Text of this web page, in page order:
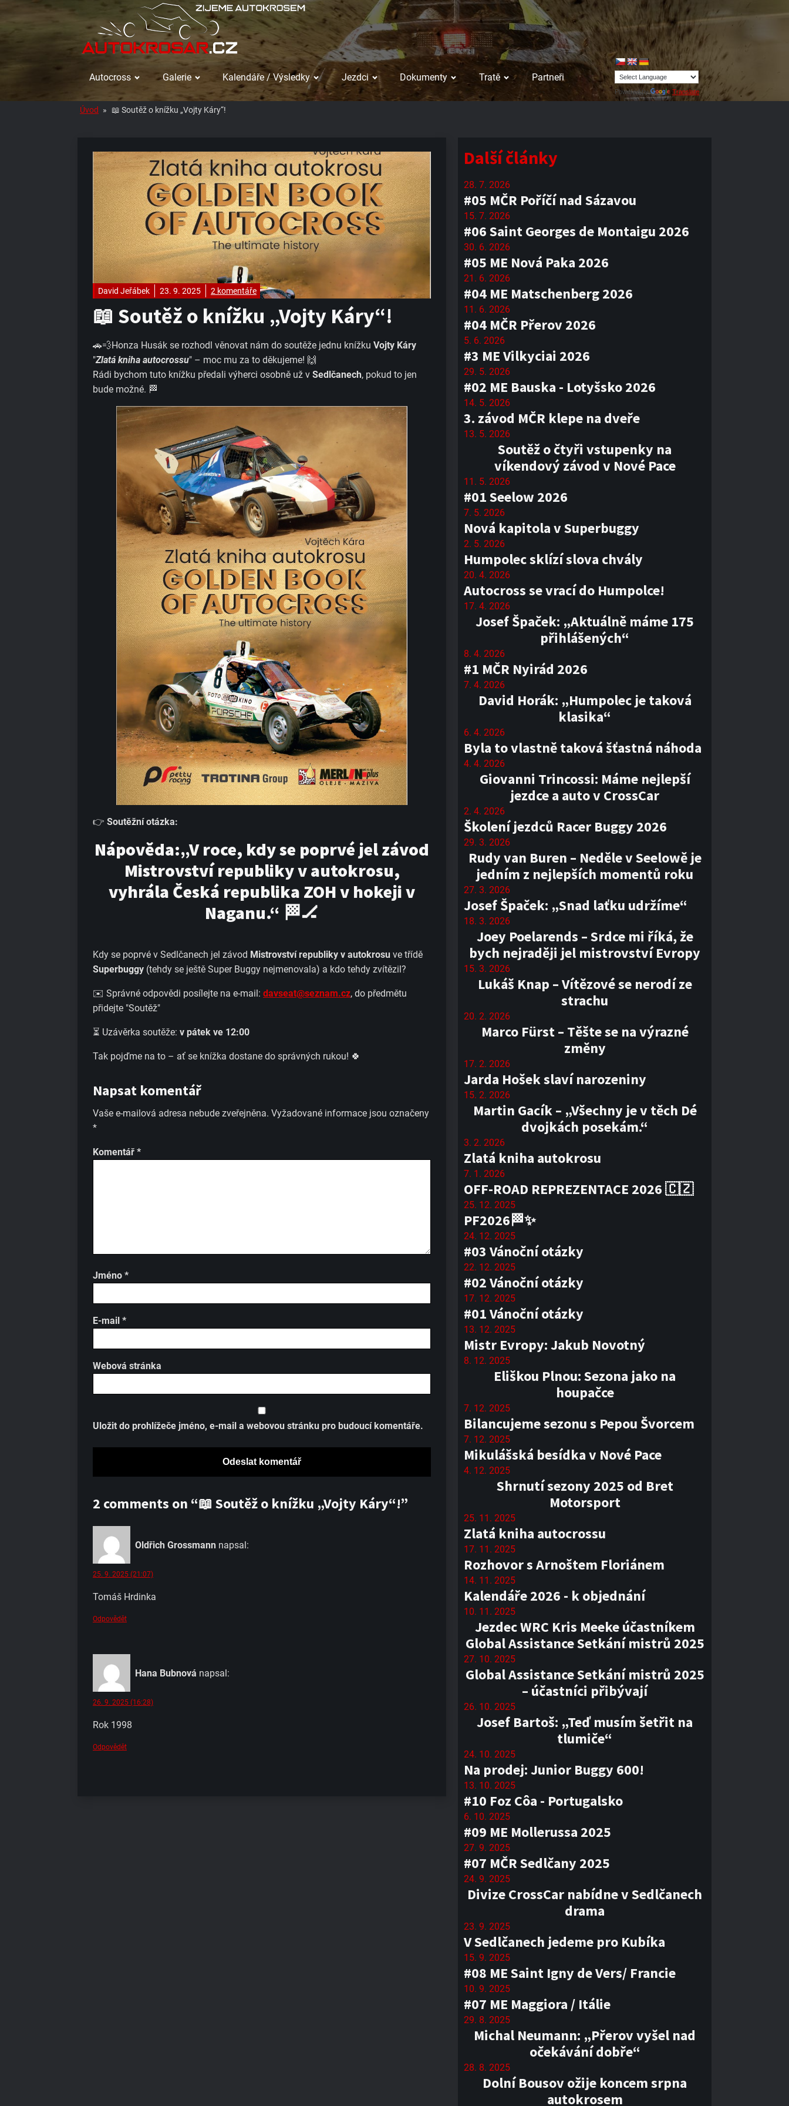
Autocross Galerie Kalendáře / Výsledky Jezdci Dokumenty Tratě Partneři
Powered by Translate
Úvod » 📖 Soutěž o knížku „Vojty Káry“!
David Jeřábek 23. 9. 2025 2 komentáře
📖 Soutěž o knížku „Vojty Káry“!
🚗💨Honza Husák se rozhodl věnovat nám do soutěže jednu knížku Vojty Káry
"Zlatá kniha autocrossu" – moc mu za to děkujeme! 🙌
Rádi bychom tuto knížku předali výherci osobně už v Sedlčanech, pokud to jen
bude možné. 🏁
👉 Soutěžní otázka:
Nápověda:„V roce, kdy se poprvé jel závod
Mistrovství republiky v autokrosu,
vyhrála Česká republika ZOH v hokeji v
Naganu.“ 🏁🏒
Kdy se poprvé v Sedlčanech jel závod Mistrovství republiky v autokrosu ve třídě
Superbuggy (tehdy se ještě Super Buggy nejmenovala) a kdo tehdy zvítězil?
✉️ Správné odpovědi posílejte na e-mail: davseat@seznam.cz, do předmětu
přidejte "Soutěž"
⏳ Uzávěrka soutěže: v pátek ve 12:00
Tak pojďme na to – ať se knížka dostane do správných rukou! 🍀
Napsat komentář
Vaše e-mailová adresa nebude zveřejněna. Vyžadované informace jsou označeny
*
Komentář *
Jméno *
E-mail *
Webová stránka
Uložit do prohlížeče jméno, e-mail a webovou stránku pro budoucí komentáře.
2 comments on “📖 Soutěž o knížku „Vojty Káry“!”
Oldřich Grossmann napsal:
25. 9. 2025 (21:07)
Tomáš Hrdinka
Odpovědět
Hana Bubnová napsal:
26. 9. 2025 (16:28)
Rok 1998
Odpovědět
Další články
28. 7. 2026
#05 MČR Poříčí nad Sázavou
15. 7. 2026
#06 Saint Georges de Montaigu 2026
30. 6. 2026
#05 ME Nová Paka 2026
21. 6. 2026
#04 ME Matschenberg 2026
11. 6. 2026
#04 MČR Přerov 2026
5. 6. 2026
#3 ME Vilkyciai 2026
29. 5. 2026
#02 ME Bauska - Lotyšsko 2026
14. 5. 2026
3. závod MČR klepe na dveře
13. 5. 2026
Soutěž o čtyři vstupenky na
víkendový závod v Nové Pace
11. 5. 2026
#01 Seelow 2026
7. 5. 2026
Nová kapitola v Superbuggy
2. 5. 2026
Humpolec sklízí slova chvály
20. 4. 2026
Autocross se vrací do Humpolce!
17. 4. 2026
Josef Špaček: „Aktuálně máme 175
přihlášených“
8. 4. 2026
#1 MČR Nyirád 2026
7. 4. 2026
David Horák: „Humpolec je taková
klasika“
6. 4. 2026
Byla to vlastně taková šťastná náhoda
4. 4. 2026
Giovanni Trincossi: Máme nejlepší
jezdce a auto v CrossCar
2. 4. 2026
Školení jezdců Racer Buggy 2026
29. 3. 2026
Rudy van Buren – Neděle v Seelowě je
jedním z nejlepších momentů roku
27. 3. 2026
Josef Špaček: „Snad laťku udržíme“
18. 3. 2026
Joey Poelarends – Srdce mi říká, že
bych nejraději jel mistrovství Evropy
15. 3. 2026
Lukáš Knap – Vítězové se nerodí ze
strachu
20. 2. 2026
Marco Fürst – Těšte se na výrazné
změny
17. 2. 2026
Jarda Hošek slaví narozeniny
15. 2. 2026
Martin Gacík – „Všechny je v těch Dé
dvojkách posekám.“
3. 2. 2026
Zlatá kniha autokrosu
7. 1. 2026
OFF-ROAD REPREZENTACE 2026 🇨🇿
25. 12. 2025
PF2026🏁✨
24. 12. 2025
#03 Vánoční otázky
22. 12. 2025
#02 Vánoční otázky
17. 12. 2025
#01 Vánoční otázky
13. 12. 2025
Mistr Evropy: Jakub Novotný
8. 12. 2025
Eliškou Plnou: Sezona jako na
houpačce
7. 12. 2025
Bilancujeme sezonu s Pepou Švorcem
7. 12. 2025
Mikulášská besídka v Nové Pace
4. 12. 2025
Shrnutí sezony 2025 od Bret
Motorsport
25. 11. 2025
Zlatá kniha autocrossu
17. 11. 2025
Rozhovor s Arnoštem Floriánem
14. 11. 2025
Kalendáře 2026 - k objednání
10. 11. 2025
Jezdec WRC Kris Meeke účastníkem
Global Assistance Setkání mistrů 2025
27. 10. 2025
Global Assistance Setkání mistrů 2025
– účastníci přibývají
26. 10. 2025
Josef Bartoš: „Teď musím šetřit na
tlumiče“
24. 10. 2025
Na prodej: Junior Buggy 600!
13. 10. 2025
#10 Foz Côa - Portugalsko
6. 10. 2025
#09 ME Mollerussa 2025
27. 9. 2025
#07 MČR Sedlčany 2025
24. 9. 2025
Divize CrossCar nabídne v Sedlčanech
drama
23. 9. 2025
V Sedlčanech jedeme pro Kubíka
15. 9. 2025
#08 ME Saint Igny de Vers/ Francie
10. 9. 2025
#07 ME Maggiora / Itálie
29. 8. 2025
Michal Neumann: „Přerov vyšel nad
očekávání dobře“
28. 8. 2025
Dolní Bousov ožije koncem srpna
autokrosem